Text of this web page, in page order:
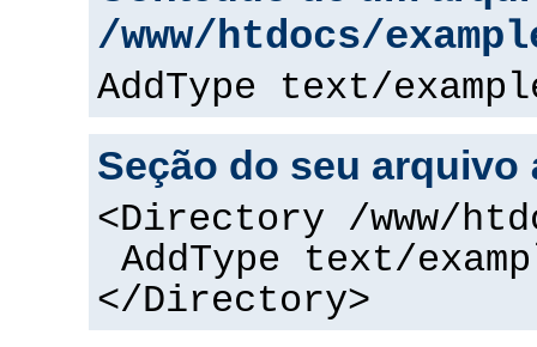
/www/htdocs/
AddType text/
Seção do seu arquivo
<Directory /www/
AddType text/
</Directory>